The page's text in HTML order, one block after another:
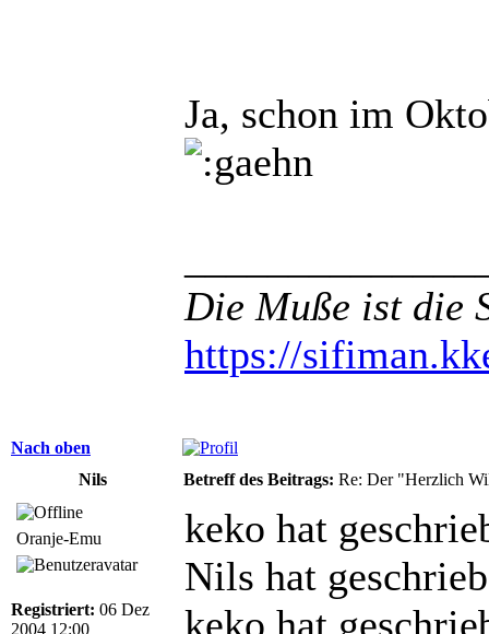
Ja, schon im
Die Muße ist die
https://
Nach oben
Nils
Betreff des Beitrags: Re: Der "Herzlich
Oranje-Emu
Registriert: 06 Dez
2004 12:00
keko hat
Nils hat
keko hat